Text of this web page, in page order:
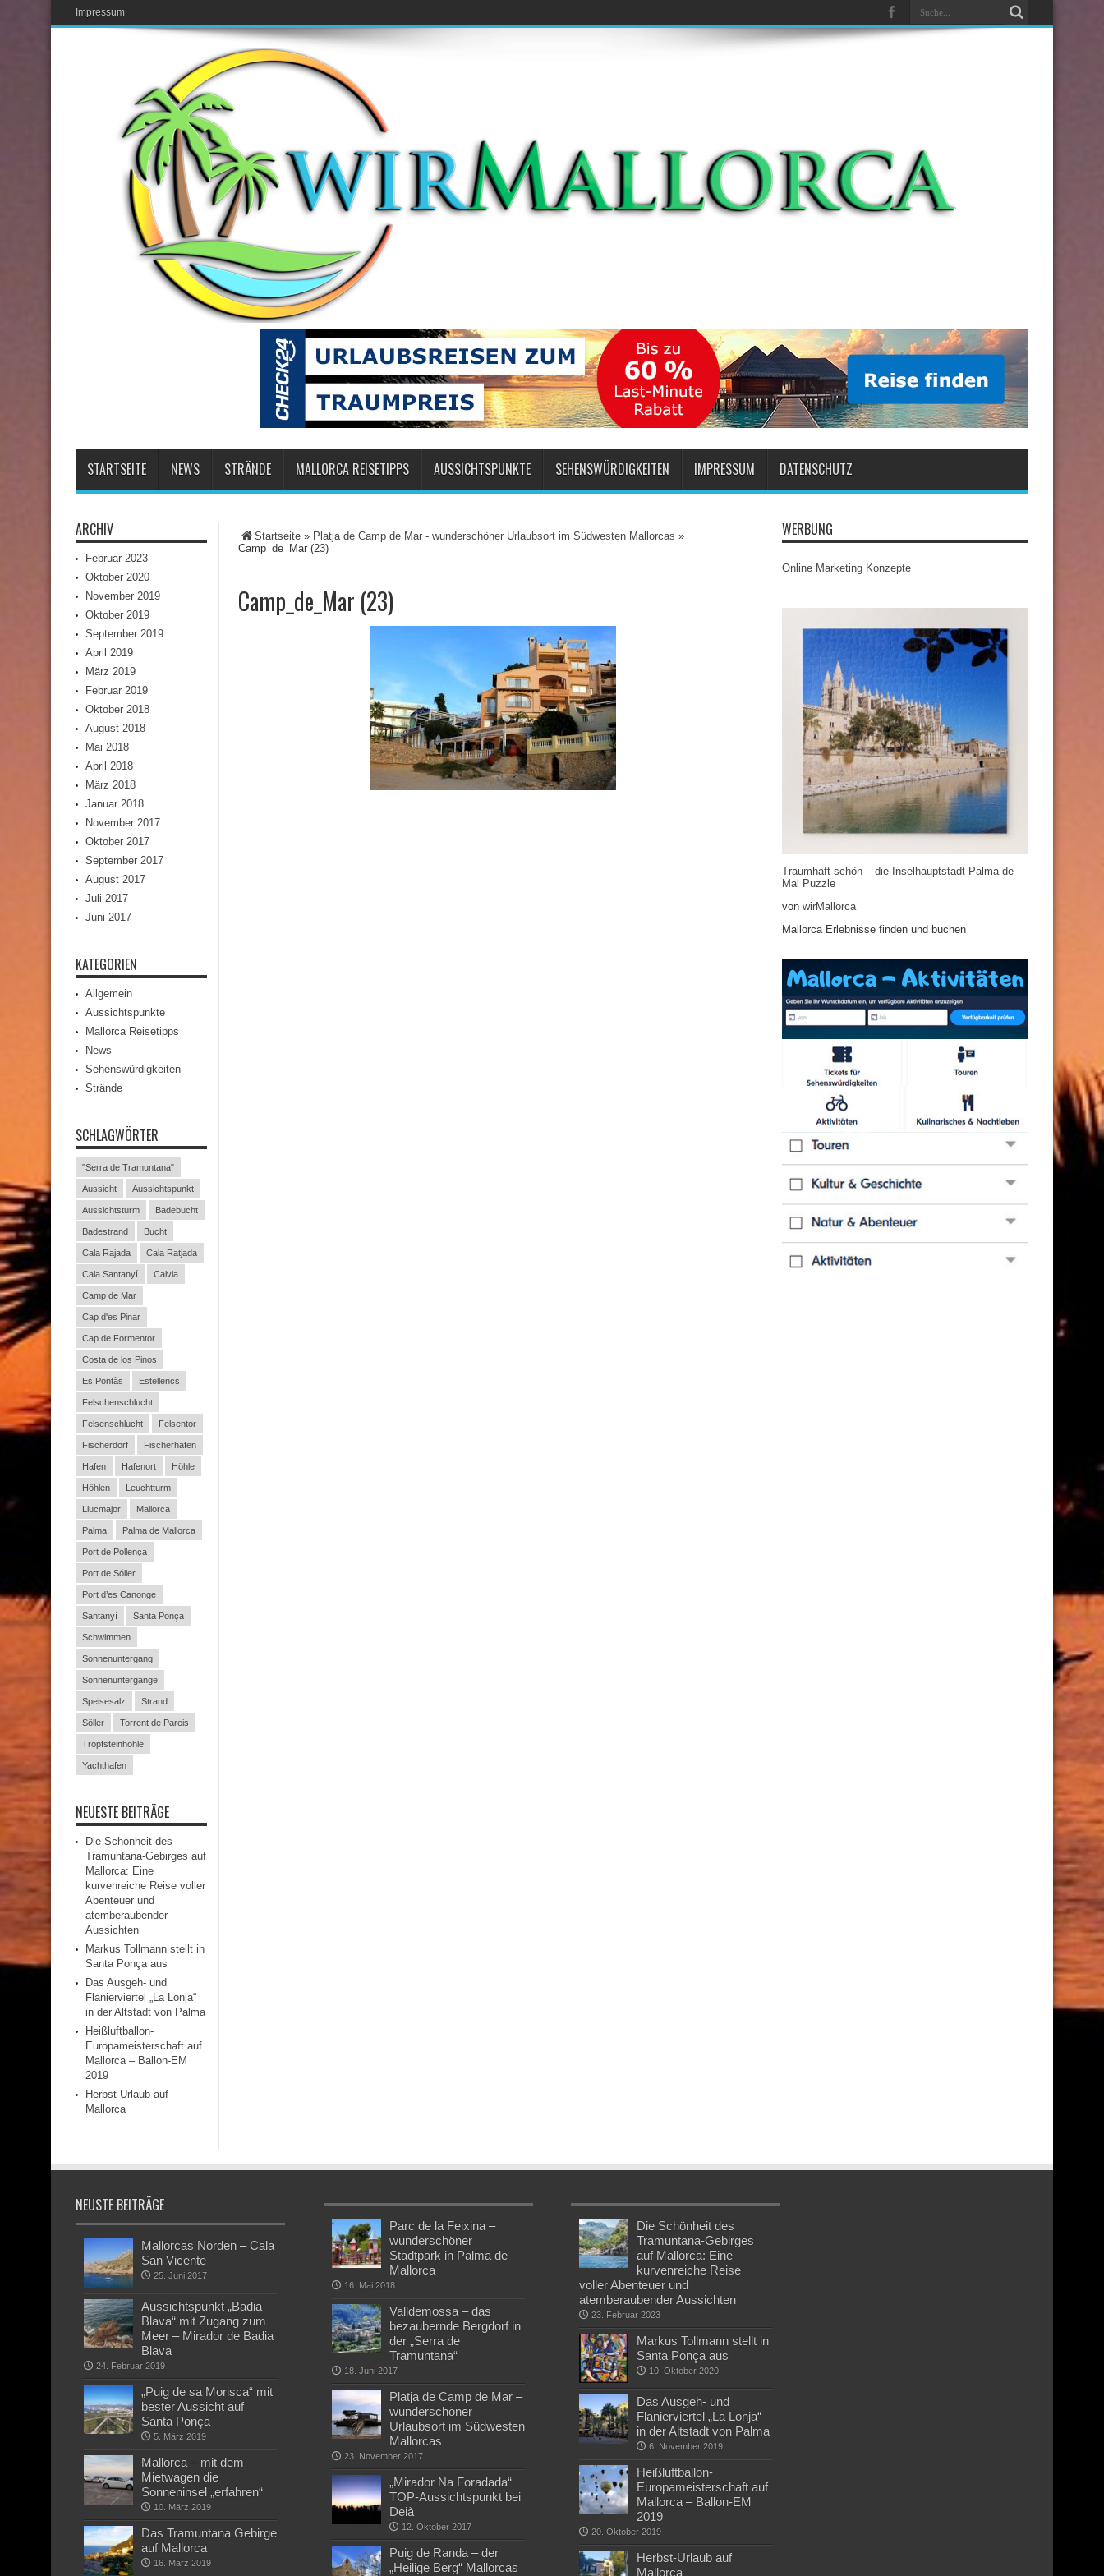
Impressum
STARTSEITE NEWS STRÄNDE MALLORCA REISETIPPS AUSSICHTSPUNKTE SEHENSWÜRDIGKEITEN IMPRESSUM DATENSCHUTZ
Startseite » Platja de Camp de Mar - wunderschöner Urlaubsort im Südwesten Mallorcas »
Camp_de_Mar (23)
Camp_de_Mar (23)
ARCHIV
Februar 2023
Oktober 2020
November 2019
Oktober 2019
September 2019
April 2019
März 2019
Februar 2019
Oktober 2018
August 2018
Mai 2018
April 2018
März 2018
Januar 2018
November 2017
Oktober 2017
September 2017
August 2017
Juli 2017
Juni 2017
KATEGORIEN
Allgemein
Aussichtspunkte
Mallorca Reisetipps
News
Sehenswürdigkeiten
Strände
SCHLAGWÖRTER
"Serra de Tramuntana"
Aussicht Aussichtspunkt
Aussichtsturm Badebucht
Badestrand Bucht
Cala Rajada Cala Ratjada
Cala Santanyí Calvia
Camp de Mar
Cap d'es Pinar
Cap de Formentor
Costa de los Pinos
Es Pontàs Estellencs
Felschenschlucht
Felsenschlucht Felsentor
Fischerdorf Fischerhafen
Hafen Hafenort Höhle
Höhlen Leuchtturm
Llucmajor Mallorca
Palma Palma de Mallorca
Port de Pollença
Port de Sóller
Port d’es Canonge
Santanyí Santa Ponça
Schwimmen
Sonnenuntergang
Sonnenuntergänge
Speisesalz Strand
Söller Torrent de Pareis
Tropfsteinhöhle
Yachthafen
NEUESTE BEITRÄGE
Die Schönheit des
Tramuntana-Gebirges auf
Mallorca: Eine
kurvenreiche Reise voller
Abenteuer und
atemberaubender
Aussichten
Markus Tollmann stellt in
Santa Ponça aus
Das Ausgeh- und
Flanierviertel „La Lonja“
in der Altstadt von Palma
Heißluftballon-
Europameisterschaft auf
Mallorca – Ballon-EM
2019
Herbst-Urlaub auf
Mallorca
WERBUNG
Online Marketing Konzepte
Traumhaft schön – die Inselhauptstadt Palma de
Mal Puzzle
von wirMallorca
Mallorca Erlebnisse finden und buchen
NEUSTE BEITRÄGE
Mallorcas Norden – Cala
San Vicente
25. Juni 2017
Aussichtspunkt „Badia
Blava“ mit Zugang zum
Meer – Mirador de Badia
Blava
24. Februar 2019
„Puig de sa Morisca“ mit
bester Aussicht auf
Santa Ponça
5. März 2019
Mallorca – mit dem
Mietwagen die
Sonneninsel „erfahren“
10. März 2019
Das Tramuntana Gebirge
auf Mallorca
16. März 2019
Parc de la Feixina –
wunderschöner
Stadtpark in Palma de
Mallorca
16. Mai 2018
Valldemossa – das
bezaubernde Bergdorf in
der „Serra de
Tramuntana“
18. Juni 2017
Platja de Camp de Mar –
wunderschöner
Urlaubsort im Südwesten
Mallorcas
23. November 2017
„Mirador Na Foradada“
TOP-Aussichtspunkt bei
Deià
12. Oktober 2017
Puig de Randa – der
„Heilige Berg“ Mallorcas
Die Schönheit des
Tramuntana-Gebirges
auf Mallorca: Eine
kurvenreiche Reise
voller Abenteuer und
atemberaubender Aussichten
23. Februar 2023
Markus Tollmann stellt in
Santa Ponça aus
10. Oktober 2020
Das Ausgeh- und
Flanierviertel „La Lonja“
in der Altstadt von Palma
6. November 2019
Heißluftballon-
Europameisterschaft auf
Mallorca – Ballon-EM
2019
20. Oktober 2019
Herbst-Urlaub auf
Mallorca